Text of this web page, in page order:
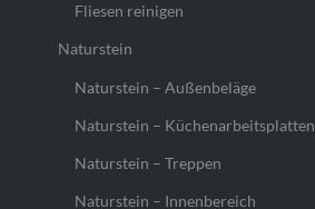
Fliesen reinigen
Naturstein
Naturstein – Außenbeläge
Naturstein – Küchenarbeitsplatten
Naturstein – Treppen
Naturstein – Innenbereich